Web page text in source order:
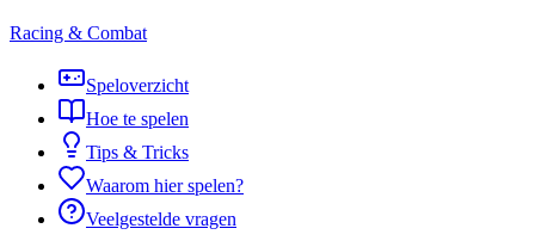
Racing & Combat
Speloverzicht
Hoe te spelen
Tips & Tricks
Waarom hier spelen?
Veelgestelde vragen